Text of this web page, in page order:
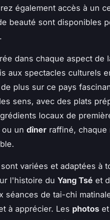
également accès à un
beauté sont disponibles
.
dans chaque aspect de
aux spectacles culturels
de plus sur ce pays
sens, avec des plats
locaux de
ou un dîner raffiné, chaque
variées et adaptées à
l'histoire du Yang Tsé et
séances de tai-chi
à apprécier. Les photos et